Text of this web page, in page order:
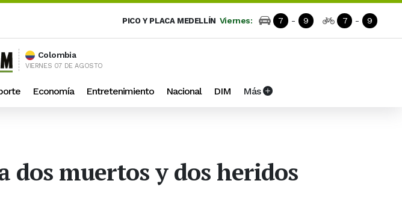
PICO Y PLACA MEDELLÍN Viernes: 7 - 9 7 - 9
Colombia
VIERNES 07 DE AGOSTO
Economía Entretenimiento Nacional DIM Más
muertos y dos heridos